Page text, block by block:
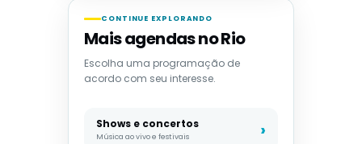
CONTINUE EXPLORANDO
Mais agendas no Rio
Escolha uma programação de
acordo com seu interesse.
Shows e concertos
Música ao vivo e festivais